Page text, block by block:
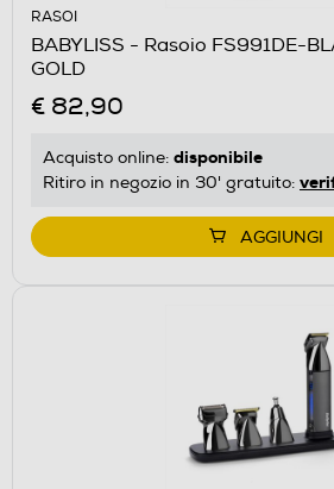
RASOI
BABYLISS - Rasoio FS991DE-
GOLD
€ 82,90
Acquisto online: disponibile
Ritiro in negozio in 30' gratuito:
AGGIUNGI